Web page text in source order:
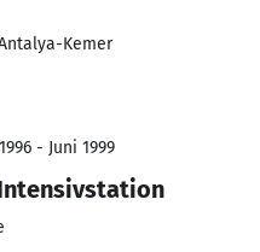
Kemer
- Juni 1999